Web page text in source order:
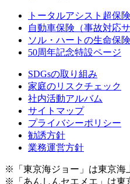
トータルアシスト超保険
自動車保険（事故対応サ
ソル・ハートの生命保険
50周年記念特設ページ
SDGsの取り組み
家庭のリスクチェック
社内活動アルバム
サイトマップ
プライバシーポリシー
勧誘方針
業務運営方針
※「東京海ジョー」は東京海
※「あんしんセエメエ」は東